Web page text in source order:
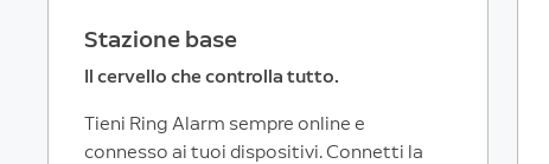
Stazione base
Il cervello che controlla tutto.
Tieni Ring Alarm sempre online e
connesso ai tuoi dispositivi. Connetti la